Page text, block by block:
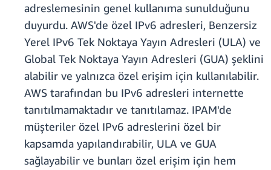
adreslemesinin genel kullanıma sunulduğunu
duyurdu. AWS'de özel IPv6 adresleri, Benzersiz
Yerel IPv6 Tek Noktaya Yayın Adresleri (ULA) ve
Global Tek Noktaya Yayın Adresleri (GUA) şeklini
alabilir ve yalnızca özel erişim için kullanılabilir.
AWS tarafından bu IPv6 adresleri internette
tanıtılmamaktadır ve tanıtılamaz. IPAM'de
müşteriler özel IPv6 adreslerini özel bir
kapsamda yapılandırabilir, ULA ve GUA
sağlayabilir ve bunları özel erişim için hem